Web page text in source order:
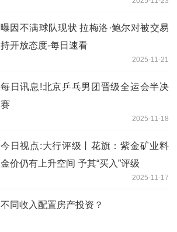
曝因不满球队现状 拉梅洛·鲍尔对被交易
持开放态度-每日速看
2025-11-21
每日讯息!北京乒乓男团晋级全运会半决
赛
2025-11-18
今日视点:大行评级丨花旗：紫金矿业料
金价仍有上升空间 予其“买入”评级
2025-11-17
不同收入配置房产投资？